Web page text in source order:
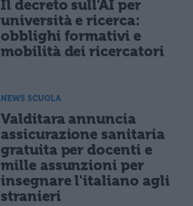
Il decreto sull'AI per
università e ricerca:
obblighi formativi e
mobilità dei ricercatori
NEWS SCUOLA
Valditara annuncia
assicurazione sanitaria
gratuita per docenti e
mille assunzioni per
insegnare l'italiano agli
stranieri